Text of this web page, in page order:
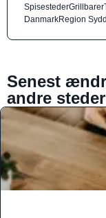
SpisestederGrillbarer
DanmarkRegion
Senest
andre steder